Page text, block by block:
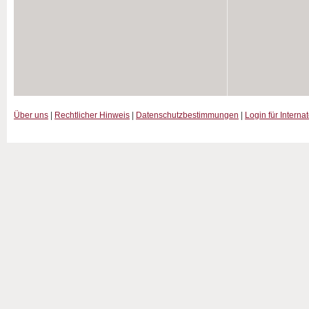
Über uns Rechtlicher Hinweis Datenschutzbestimmungen Login für